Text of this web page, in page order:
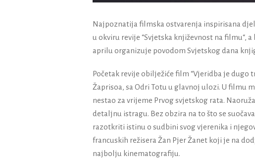
Najpoznatija filmska ostvarenja inspirisana
u okviru revije “Svjetska književnost na filmu“, a
aprilu organizuje povodom Svjetskog dana
Početak revije obilježiće film “Vjeridba je dugo
Žaprisoa, sa Odri Totu u glavnoj ulozi. U filmu
nestao za vrijeme Prvog svjetskog rata.
detaljnu istragu. Bez obzira na to što se
razotkriti istinu o sudbini svog vjerenika i
francuskih režisera Žan Pjer Žanet koji je na
najbolju kinematografiju.